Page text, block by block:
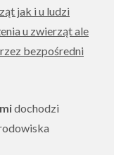
jak i u ludzi
u zwierząt ale
bezpośredni
dochodzi